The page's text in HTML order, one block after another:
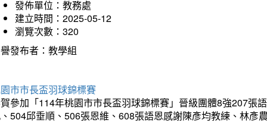
發佈單位：教務處
建立時間：2025-05-12
瀏覽次數：320
發布者：教學組
市市長盃羽球錦標賽
參加「114年桃園市市長盃羽球錦標賽」晉級團體8強207張
504邱垂順、506張恩維、608張語恩感謝陳彥均教練、林彥